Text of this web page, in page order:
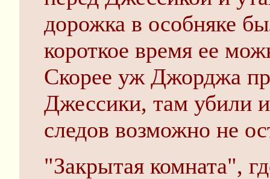
дорожка в особняке
короткое время ее
Скорее уж Джорджа
Джессики, там убили
следов возможно не
"Закрытая комната",